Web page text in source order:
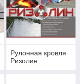
Рулонная кровля
Ризолин